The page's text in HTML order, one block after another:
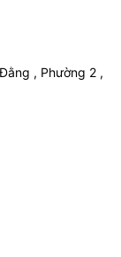
, Phường 2 ,